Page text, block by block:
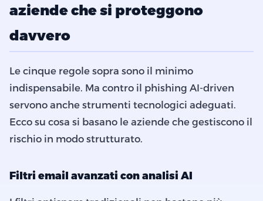
aziende che si proteggono
davvero
Le cinque regole sopra sono il minimo
indispensabile. Ma contro il phishing AI-driven
servono anche strumenti tecnologici adeguati.
Ecco su cosa si basano le aziende che gestiscono il
rischio in modo strutturato.
Filtri email avanzati con analisi AI